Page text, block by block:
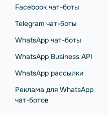
Facebook чат-боты
Telegram чат-боты
WhatsApp чат-боты
WhatsApp Business API
WhatsApp рассылки
Реклама для WhatsApp
чат-ботов